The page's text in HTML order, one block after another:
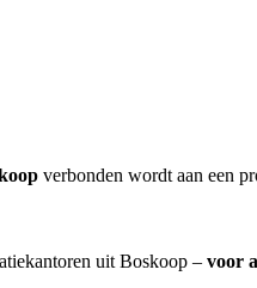
verbonden wordt aan een
uit Boskoop – voor